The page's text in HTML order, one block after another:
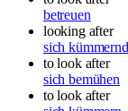
betreuen
looking after
sich kümmernd
to look after
sich bemühen
to look after